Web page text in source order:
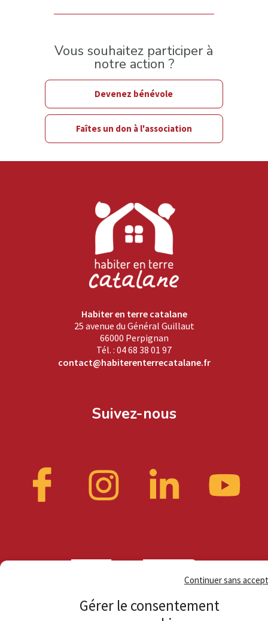
Gérer le consentement
Continuer sans
Vous souhaitez participer à
notre action ?
Devenez bénévole
Faîtes un don à l'association
Habiter en terre catalane
25 avenue du Général Guillaut
66000 Perpignan
Tél. : 04 68 38 01 97
contact@habiterenterrecatalane.fr
Suivez-nous